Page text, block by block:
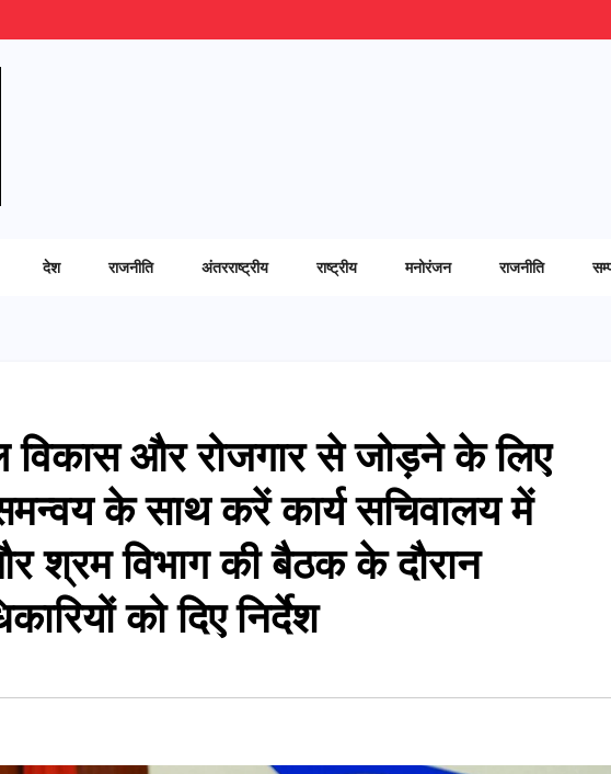
देश राजनीति अंतरराष्ट्रीय राष्ट्रीय मनोरंजन राजनीति
और रोजगार से जोड़ने के लिए
के साथ करें कार्य सचिवालय में
श्रम विभाग की बैठक के दौरान
को दिए निर्देश